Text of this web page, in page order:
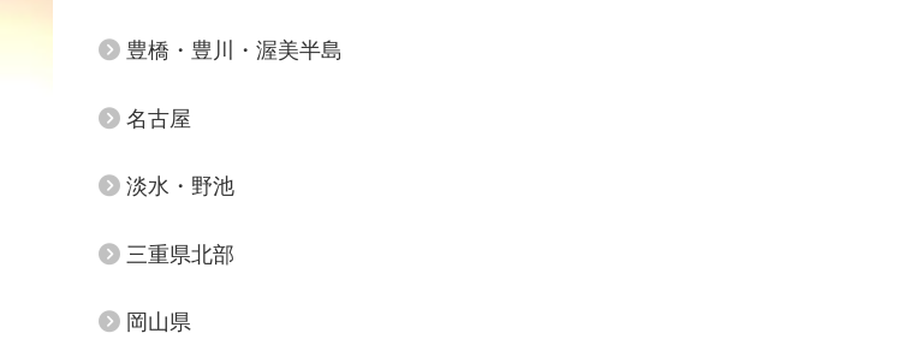
豊橋・豊川・渥美半島
名古屋
淡水・野池
三重県北部
岡山県